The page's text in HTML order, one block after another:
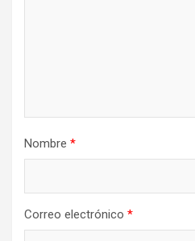
Nombre *
Correo electrónico *